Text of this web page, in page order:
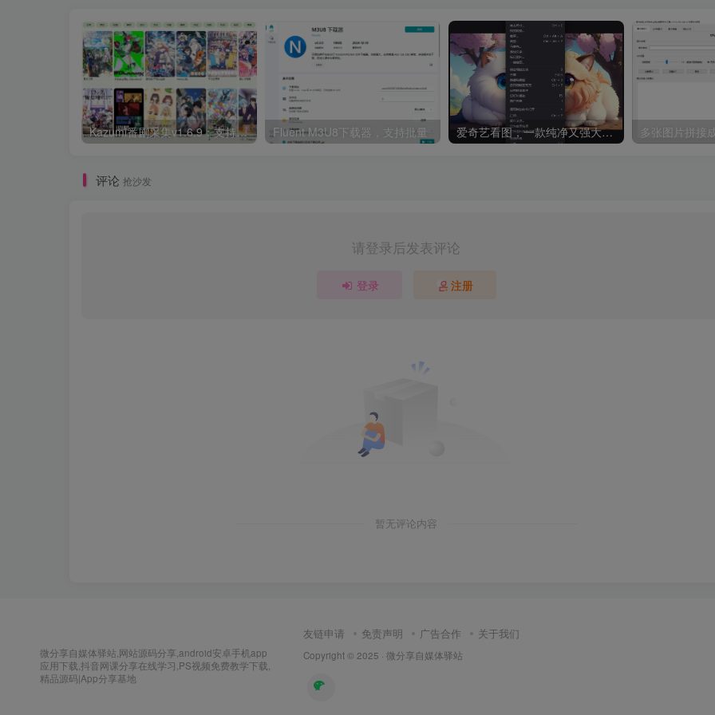
Kazumi番剧采集v1.6.9：支持自定义规则+在线观看+弹幕，跨平台下载 Fluent M3U8下载器，支持批量 爱奇艺看图，一款纯净又强大的看图工具 多张图片拼接
评论 抢沙发
请登录后发表评论
登录 注册
暂无评论内容
微分享自媒体驿站,网站源码分享,android安卓手机app
应用下载,抖音网课分享在线学习,PS视频免费教学下载,
精品源码|App分享基地
友链申请 免责声明 广告合作 关于我们
Copyright © 2025 · 微分享自媒体驿站